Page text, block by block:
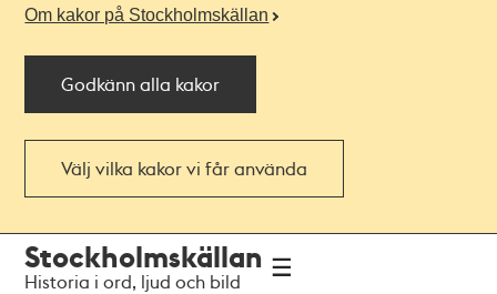
Om kakor på Stockholmskällan
Godkänn alla kakor
Välj vilka kakor vi får använda
navigationen
huvudinnehållet
Stockholmskällan
Historia i ord, ljud och bild